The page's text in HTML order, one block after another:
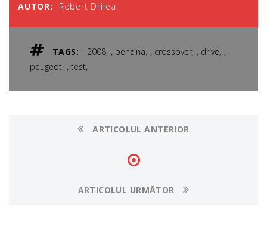
AUTOR: Robert Drilea
TAGS: 2008 , benzina , crossover , drive ,
peugeot , test,
ARTICOLUL ANTERIOR
ARTICOLUL URMĂTOR